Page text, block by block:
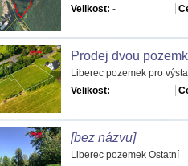
Velikost: -
Prodej dvou
Liberec pozemek pro
Velikost: -
[bez názvu]
Liberec pozemek Ostatní